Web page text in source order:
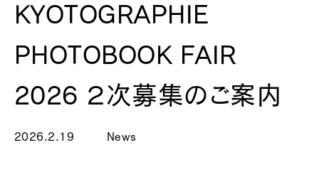
KYOTOGRAPHIE
PHOTOBOOK FAIR
2026 ２次募集のご案内
2026.2.19 News